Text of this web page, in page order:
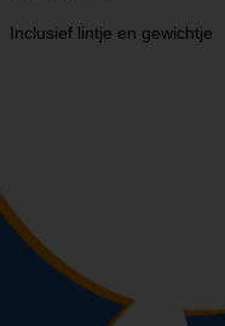
Inclusief lintje en gewichtje